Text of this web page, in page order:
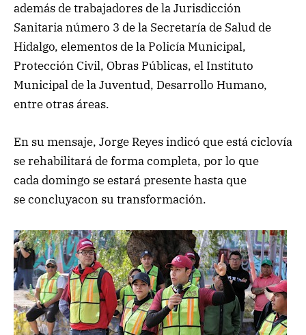
además de trabajadores de la Jurisdicción
Sanitaria número 3 de la Secretaría de Salud de
Hidalgo, elementos de la Policía Municipal,
Protección Civil, Obras Públicas, el Instituto
Municipal de la Juventud, Desarrollo Humano,
entre otras áreas.
En su mensaje, Jorge Reyes indicó que está ciclovía
se rehabilitará de forma completa, por lo que
cada domingo se estará presente hasta que
se concluyacon su transformación.